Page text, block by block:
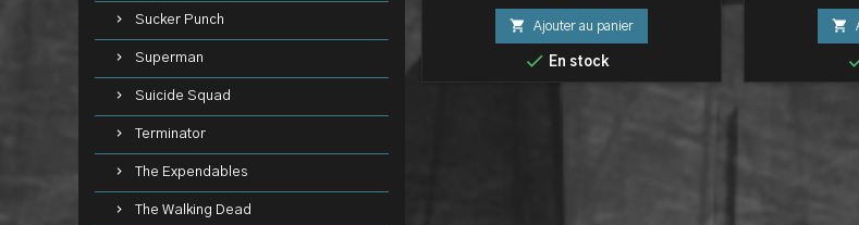
Sucker Punch
Superman
Suicide Squad
Terminator
The Expendables
The Walking Dead
 Ajouter au panier
 En stock
